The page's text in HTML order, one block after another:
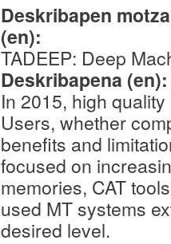
Deskribapen
(en):
TADEEP: Deep
Deskribapena
In 2015, high
Users, whether
benefits and
focused on
memories, CAT
used MT systems
desired level.